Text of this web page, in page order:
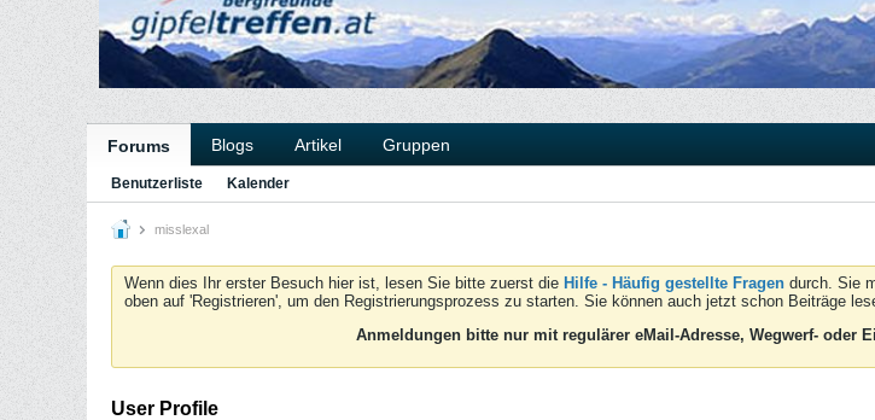
Forums Blogs Artikel Gruppen
Benutzerliste Kalender
misslexal
Wenn dies Ihr erster Besuch hier ist, lesen Sie bitte zuerst die Hilfe - Häufig gestellte Fragen durch. Sie
oben auf 'Registrieren', um den Registrierungsprozess zu starten. Sie können auch jetzt schon Beiträge
Anmeldungen bitte nur mit regulärer eMail-Adresse, Wegwerf- oder
User Profile